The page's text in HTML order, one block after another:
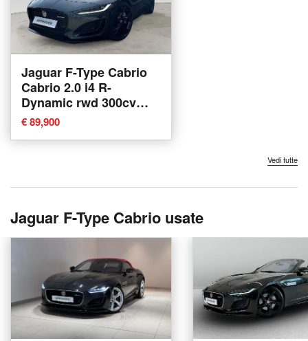
Jaguar F-Type Cabrio
Cabrio 2.0 i4 R-
Dynamic rwd 300cv
auto nuova a
Misterbianco
€ 89,900
Vedi tutte
Jaguar F-Type Cabrio usate